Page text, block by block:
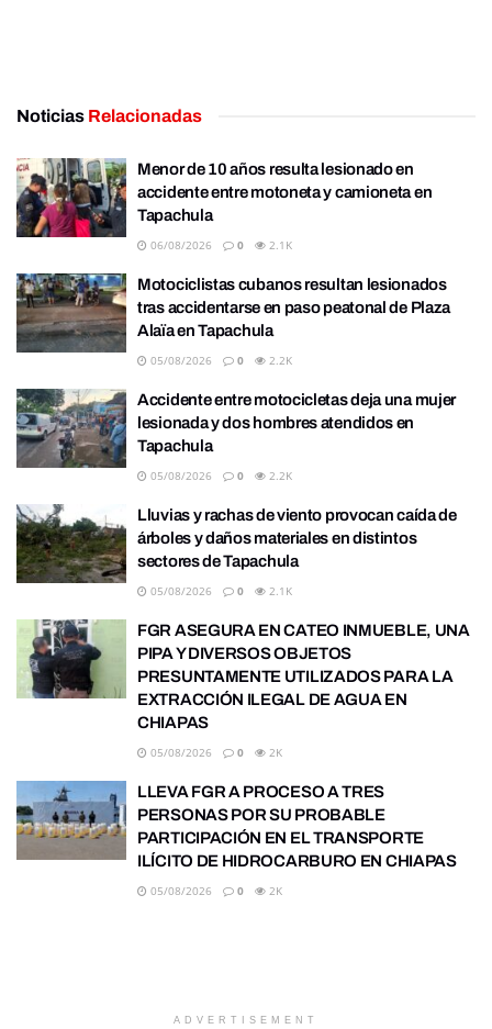
Noticias Relacionadas
Menor de 10 años resulta lesionado en
accidente entre motoneta y camioneta en
Tapachula
06/08/2026 0 2.1K
Motociclistas cubanos resultan lesionados
tras accidentarse en paso peatonal de Plaza
Alaïa en Tapachula
05/08/2026 0 2.2K
Accidente entre motocicletas deja una mujer
lesionada y dos hombres atendidos en
Tapachula
05/08/2026 0 2.2K
Lluvias y rachas de viento provocan caída de
árboles y daños materiales en distintos
sectores de Tapachula
05/08/2026 0 2.1K
FGR ASEGURA EN CATEO INMUEBLE, UNA
PIPA Y DIVERSOS OBJETOS
PRESUNTAMENTE UTILIZADOS PARA LA
EXTRACCIÓN ILEGAL DE AGUA EN
CHIAPAS
05/08/2026 0 2K
LLEVA FGR A PROCESO A TRES
PERSONAS POR SU PROBABLE
PARTICIPACIÓN EN EL TRANSPORTE
ILÍCITO DE HIDROCARBURO EN CHIAPAS
05/08/2026 0 2K
ADVERTISEMENT